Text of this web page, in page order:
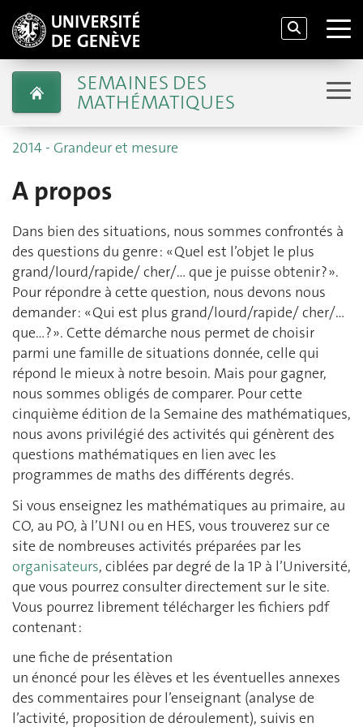
SEMAINES DES
MATHÉMATIQUES
2014 - Grandeur et mesure
A propos
Dans bien des situations, nous sommes confrontés à
des questions du genre : « Quel est l’objet le plus
grand/lourd/rapide/ cher/… que je puisse obtenir ? ».
Pour répondre à cette question, nous devons nous
demander : « Qui est plus grand/lourd/rapide/ cher/…
que… ? ». Cette démarche nous permet de choisir
parmi une famille de situations donnée, celle qui
répond le mieux à notre besoin. Mais pour gagner,
nous sommes obligés de comparer. Pour cette
cinquième édition de la Semaine des mathématiques,
nous avons privilégié des activités qui génèrent des
questions mathématiques en lien avec les
programmes de maths des différents degrés.
Si vous enseignez les mathématiques au primaire, au
CO, au PO, à l’UNI ou en HES, vous trouverez sur ce
site de nombreuses activités préparées par les
organisateurs, ciblées par degré de la 1P à l’Université,
que vous pourrez consulter directement sur le site.
Vous pourrez librement télécharger les fichiers pdf
contenant :
une fiche de présentation
un énoncé pour les élèves et les éventuelles annexes
des commentaires pour l’enseignant (analyse de
l’activité, proposition de déroulement), suivis en